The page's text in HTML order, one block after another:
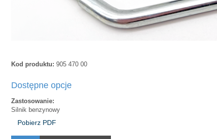
Kod produktu: 905 470 00
Dostępne opcje
Zastosowanie:
Silnik benzynowy
Pobierz PDF